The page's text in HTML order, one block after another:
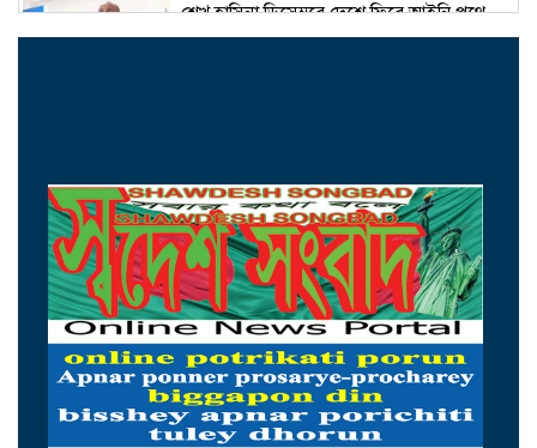
শেখ হাসিনা ডিসেম্বরে দেশে ফিরে আইনি পথে
হাঁটুক-আইনমন্ত্রী
মন্ত্রীদের ১০, এমপিদের ৫ লাখ টাকা বেতন চান
নুর
২৩তম রাষ্ট্রপতি হিসেবে আলোচনায় যারা
হামের উপসর্গে ৩ শিশুর মৃত্যু, আক্রান্ত ১২১৮